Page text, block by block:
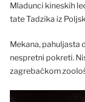
Mladunci kineskih
tate Tadzika iz
Mekana, pahuljasta
nespretni pokreti.
zagrebačkom